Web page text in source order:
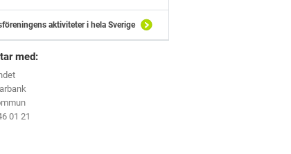
aktiviteter i hela Sverige
med:
01 21